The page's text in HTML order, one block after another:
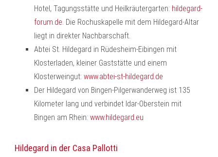
Hotel, Tagungsstätte und Heilkräutergarten: hildegard-
forum.de . Die Rochuskapelle mit dem Hildegard-Altar
liegt in direkter Nachbarschaft.
Abtei St. Hildegard in Rüdesheim-Eibingen mit
Klosterladen, kleiner Gaststätte und einem
Klosterweingut: www.abtei-st-hildegard.de
Der Hildegard von Bingen-Pilgerwanderweg ist 135
Kilometer lang und verbindet Idar-Oberstein mit
Bingen am Rhein: www.hildegard.eu
Hildegard in der Casa Pallotti